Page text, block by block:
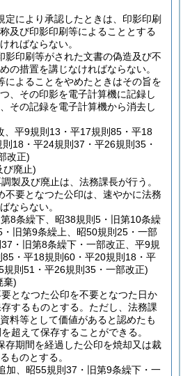
定により承認したときは、印影印刷
及び印影印刷等によることとする
ればならない。
影印刷等がされた文書の偽造及び不
の措置を講じなければならない。
によることをやめたときはその旨を
、その印影を電子計算機に記録し
その記録を電子計算機から消去し
、平9規則13・平17規則85・平18
18・平24規則37・平26規則35・
改正)
び廃止)
製及び廃止は、法務課長が行う。
不要となつた公印は、速やかに法務
ならない。
8条繰下、昭38規則5・旧第10条繰
・旧第9条繰上、昭50規則25・一部
・旧第8条繰下・一部改正、平9規
85・平18規則60・平20規則18・平
規則51・平26規則35・一部改正)
棄)
となつた公印を不要となつた日か
するものとする。 ただし、法務課
料等として価値があると認めたも
超えて保存することができる。
存期間を経過した公印を焼却又は裁
ものとする。
加、昭55規則37・旧第9条繰下・一